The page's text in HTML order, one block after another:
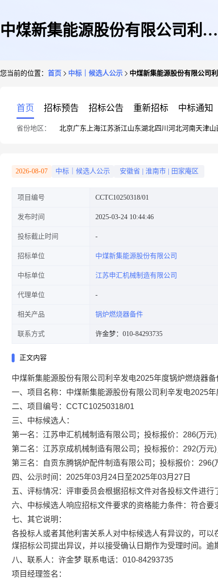
中煤新集能源股份有限公司利辛
您当前的位置： 首页 中标｜候选人公示 中煤新集能源股份有限公司
首页 招标预告 招标公告 重新招标 中标通知
省份地区： 北京广东 上海江苏浙江山东湖北四川 河北河南天津山
2026-08-07 中标｜候选人公示 安徽省 淮南市 田家庵区
项目编号 CCTC10250318/01
发布时间 2025-03-24 10:44:46
投标截止时间
招标单位 中煤新集能源股份有限公司
中标单位 江苏申汇机械制造有限公司
代理单位
相关产品 锅炉燃烧器备件
联系方式 许金梦：010-84293735
正文内容
中煤新集能源股份有限公司利辛发电2025年度锅炉燃烧器
一、 项目名称：中煤新集能源股份有限公司利辛发电2025
二、 项目编号：CCTC10250318/01
三、 中标候选人：
第一名：江苏申汇机械制造有限公司；投标报价：286(万
第二名：江苏京成机械制造有限公司；投标报价：292(万
第三名：自贡东腾锅炉配件制造有限公司；投标报价：
四、 公示时间：2025年03月24日至2025年03月27日
五、 评标情况：评审委员会根据招标文件对各投标文件进
六、 中标候选人响应招标文件要求的资格能力条件：符合要
七、 其它说明：
各投标人或者其他利害关系人对中标候选人有异议的，可
煤招标公司提出异议，并以接受确认日期作为受理时间。
八、 联系人： 许金梦 联系电话： 010-84293735
项目经理签名：